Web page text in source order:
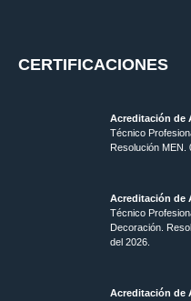
CERTIFICACIONES
Acreditación de
Técnico
Resolución MEN.
Acreditación de
Técnico
Decoración.
del 2026.
Acreditación de